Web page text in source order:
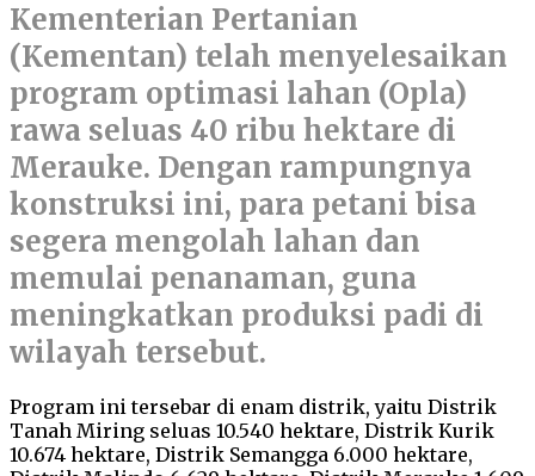
Kementerian Pertanian
(Kementan) telah menyelesaikan
program optimasi lahan (Opla)
rawa seluas 40 ribu hektare di
Merauke. Dengan rampungnya
konstruksi ini, para petani bisa
segera mengolah lahan dan
memulai penanaman, guna
meningkatkan produksi padi di
wilayah tersebut.
Program ini tersebar di enam distrik, yaitu Distrik
Tanah Miring seluas 10.540 hektare, Distrik Kurik
10.674 hektare, Distrik Semangga 6.000 hektare,